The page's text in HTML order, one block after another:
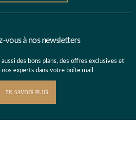
vous à nos newsletters
des bons plans, des offres exclusives et
nos experts dans votre boîte mail
EN SAVOIR PLUS